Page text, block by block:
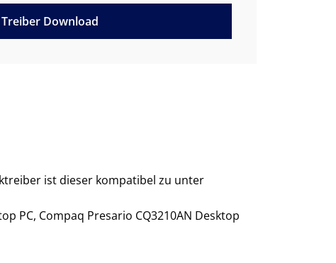
Download
ist dieser kompatibel zu unter
PC, Compaq Presario CQ3210AN Desktop